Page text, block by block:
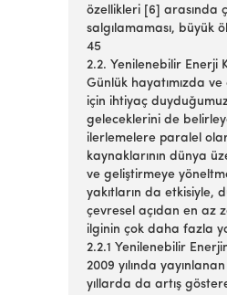
özellikleri [6] arasında
salgılamaması, büyük
45
2.2. Yenilenebilir Enerji
Günlük hayatımızda
için ihtiyaç
geleceklerini de
ilerlemelere paralel
kaynaklarının dünya
ve geliştirmeye
yakıtların da etkisiyle,
çevresel açıdan en az
ilginin çok daha fazla
2.2.1 Yenilenebilir
2009 yılında
yıllarda da artış